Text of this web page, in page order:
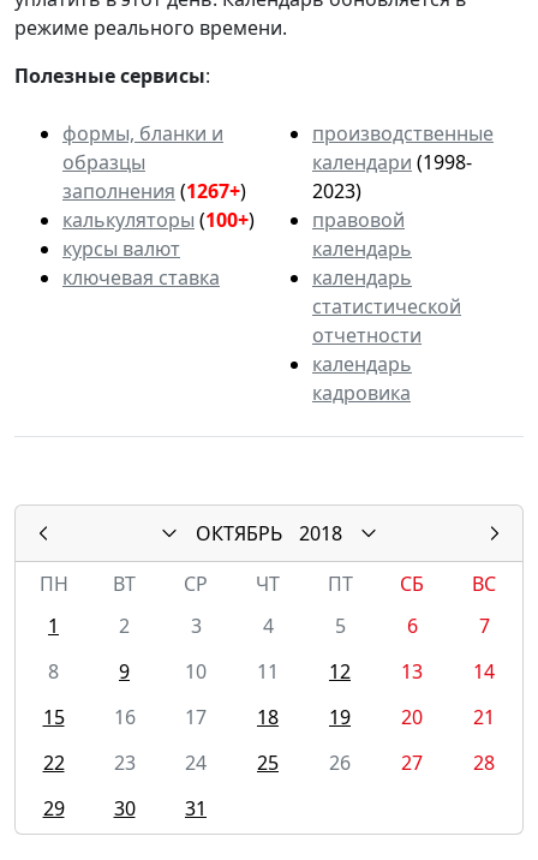
режиме реального времени.
Полезные сервисы:
формы, бланки и
образцы
заполнения (1267+)
калькуляторы (100+)
курсы валют
ключевая ставка
производственные
календари (1998-
2023)
правовой
календарь
календарь
статистической
отчетности
календарь
кадровика
ОКТЯБРЬ
2018
ПН
ВТ СР ЧТ ПТ СБ
ВС
1
2 3 4 5 6
7
8
9 10 11 12 13
14
15
16 17 18 19 20
21
22
23 24 25 26 27
28
29
30 31